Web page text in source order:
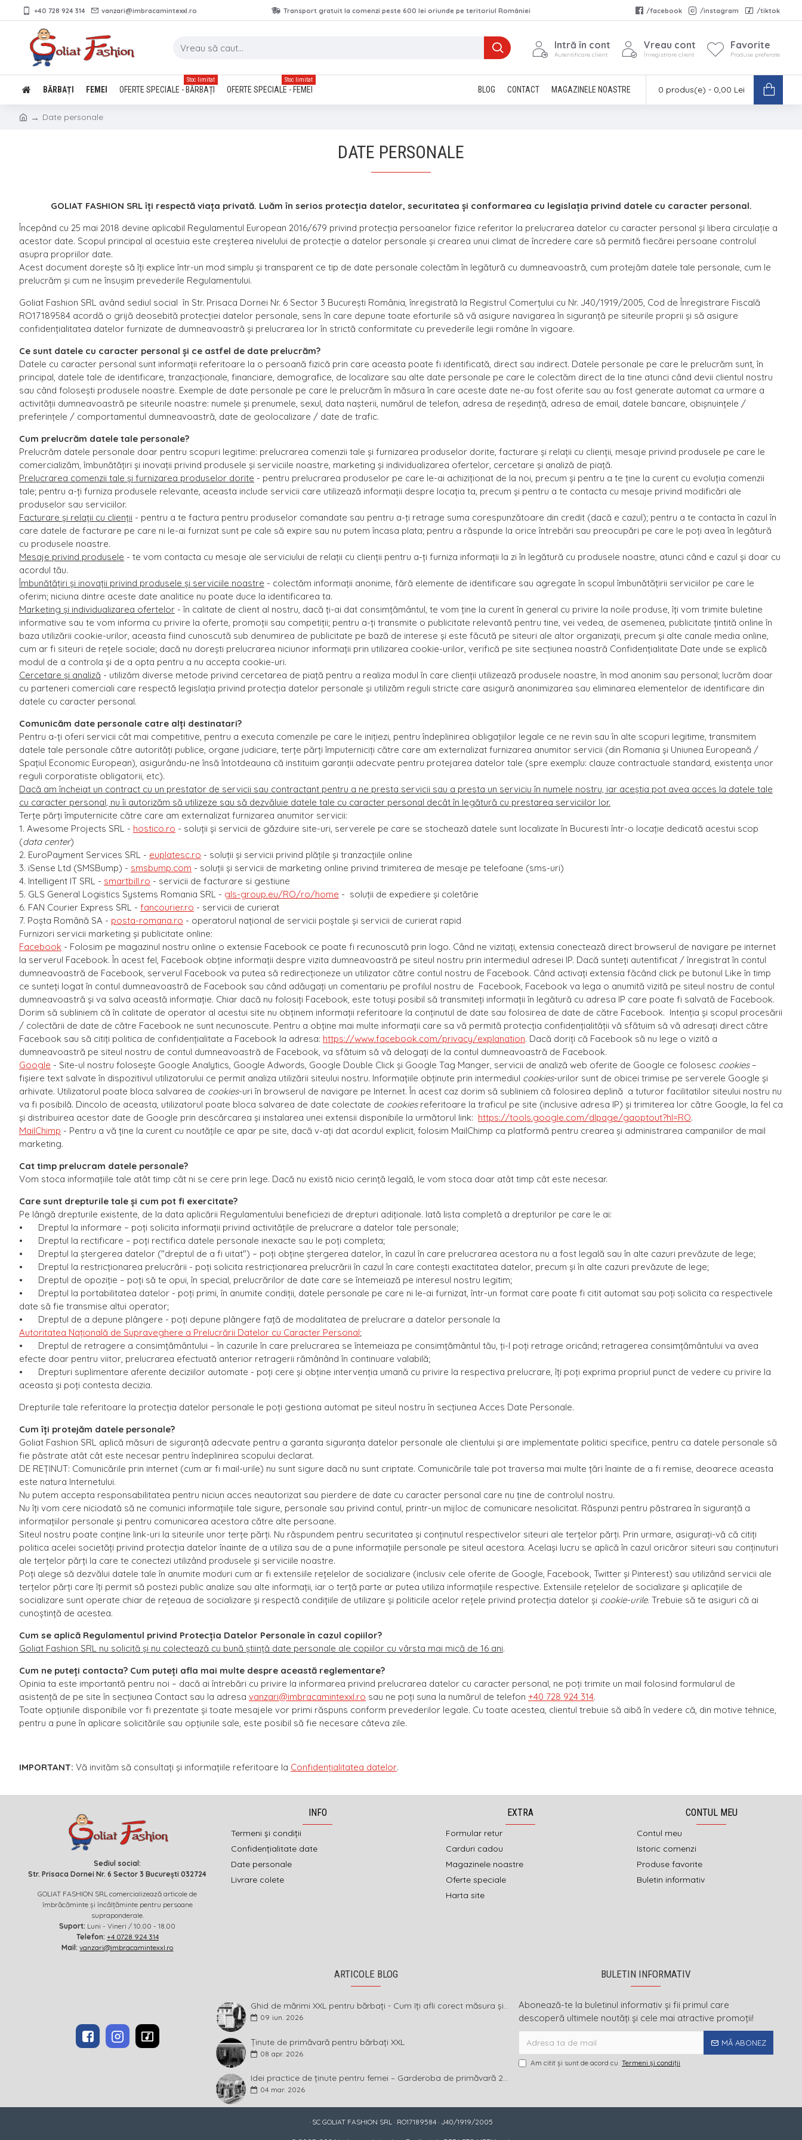
+40 728 924 314 vanzari@imbracamintexxl.ro Transport gratuit la comenzi peste 600 lei oriunde pe teritoriul României /facebook /instagram /tiktok
Intră în cont
Autentificare client
Vreau cont
Înregistrare client
Favorite
Produse preferate
BĂRBAȚI FEMEI OFERTE SPECIALE - BĂRBAȚI
Stoc limitat
OFERTE SPECIALE - FEMEI
Stoc limitat
BLOG CONTACT MAGAZINELE NOASTRE 0 produs(e) - 0,00 Lei
Date personale
DATE PERSONALE
GOLIAT FASHION SRL îți respectă viața privată. Luăm în serios protecția datelor, securitatea și conformarea cu legislația privind datele cu caracter personal.
Începând cu 25 mai 2018 devine aplicabil Regulamentul European 2016/679 privind protecția persoanelor fizice referitor la prelucrarea datelor cu caracter personal și libera circulație a
acestor date. Scopul principal al acestuia este creșterea nivelului de protecție a datelor personale și crearea unui climat de încredere care să permită fiecărei persoane controlul
asupra propriilor date.
Acest document dorește să îți explice într-un mod simplu și transparent ce tip de date personale colectăm în legătură cu dumneavoastră, cum protejăm datele tale personale, cum le
prelucrăm și cum ne însușim prevederile Regulamentului.
Goliat Fashion SRL având sediul social în Str. Prisaca Dornei Nr. 6 Sector 3 București România, înregistrată la Registrul Comerțului cu Nr. J40/1919/2005, Cod de Înregistrare Fiscală
RO17189584 acordă o grijă deosebită protecției datelor personale, sens în care depune toate eforturile să vă asigure navigarea în siguranță pe siteurile proprii și să asigure
confidențialitatea datelor furnizate de dumneavoastră și prelucrarea lor în strictă conformitate cu prevederile legii române în vigoare.
Ce sunt datele cu caracter personal și ce astfel de date prelucrăm?
Datele cu caracter personal sunt informații referitoare la o persoană fizică prin care aceasta poate fi identificată, direct sau indirect. Datele personale pe care le prelucrăm sunt, în
principal, datele tale de identificare, tranzacționale, financiare, demografice, de localizare sau alte date personale pe care le colectăm direct de la tine atunci când devii clientul nostru
sau când folosești produsele noastre. Exemple de date personale pe care le prelucrăm în măsura în care aceste date ne-au fost oferite sau au fost generate automat ca urmare a
activității dumneavoastră pe siteurile noastre: numele și prenumele, sexul, data nașterii, numărul de telefon, adresa de reședință, adresa de email, datele bancare, obișnuinţele /
preferințele / comportamentul dumneavoastră, date de geolocalizare / date de trafic.
Cum prelucrăm datele tale personale?
Prelucrăm datele personale doar pentru scopuri legitime: prelucrarea comenzii tale și furnizarea produselor dorite, facturare și relații cu clienții, mesaje privind produsele pe care le
comercializăm, îmbunătățiri și inovații privind produsele și serviciile noastre, marketing și individualizarea ofertelor, cercetare și analiză de piață.
Prelucrarea comenzii tale și furnizarea produselor dorite - pentru prelucrarea produselor pe care le-ai achiziționat de la noi, precum și pentru a te ține la curent cu evoluția comenzii
tale; pentru a-ți furniza produsele relevante, aceasta include servicii care utilizează informații despre locația ta, precum și pentru a te contacta cu mesaje privind modificări ale
produselor sau serviciilor.
Facturare și relații cu clienții - pentru a te factura pentru produselor comandate sau pentru a-ți retrage suma corespunzătoare din credit (dacă e cazul); pentru a te contacta în cazul în
care datele de facturare pe care ni le-ai furnizat sunt pe cale să expire sau nu putem încasa plata; pentru a răspunde la orice întrebări sau preocupări pe care le poți avea în legătură
cu produsele noastre.
Mesaje privind produsele - te vom contacta cu mesaje ale serviciului de relații cu clienții pentru a-ți furniza informații la zi în legătură cu produsele noastre, atunci când e cazul și doar cu
acordul tău.
Îmbunătățiri și inovații privind produsele și serviciile noastre - colectăm informații anonime, fără elemente de identificare sau agregate în scopul îmbunătățirii serviciilor pe care le
oferim; niciuna dintre aceste date analitice nu poate duce la identificarea ta.
Marketing și individualizarea ofertelor - în calitate de client al nostru, dacă ți-ai dat consimțământul, te vom ține la curent în general cu privire la noile produse, îți vom trimite buletine
informative sau te vom informa cu privire la oferte, promoții sau competiții; pentru a-ți transmite o publicitate relevantă pentru tine, vei vedea, de asemenea, publicitate țintită online în
baza utilizării cookie-urilor, aceasta fiind cunoscută sub denumirea de publicitate pe bază de interese și este făcută pe siteuri ale altor organizații, precum și alte canale media online,
cum ar fi siteuri de rețele sociale; dacă nu dorești prelucrarea niciunor informații prin utilizarea cookie-urilor, verifică pe site secțiunea noastră Confidențialitate Date unde se explică
modul de a controla și de a opta pentru a nu accepta cookie-uri.
Cercetare și analiză - utilizăm diverse metode privind cercetarea de piață pentru a realiza modul în care clienții utilizează produsele noastre, în mod anonim sau personal; lucrăm doar
cu parteneri comerciali care respectă legislația privind protecția datelor personale și utilizăm reguli stricte care asigură anonimizarea sau eliminarea elementelor de identificare din
datele cu caracter personal.
Comunicăm date personale catre alți destinatari?
Pentru a-ți oferi servicii cât mai competitive, pentru a executa comenzile pe care le inițiezi, pentru îndeplinirea obligațiilor legale ce ne revin sau în alte scopuri legitime, transmitem
datele tale personale către autorități publice, organe judiciare, terțe părți împuterniciți către care am externalizat furnizarea anumitor servicii (din Romania și Uniunea Europeană /
Spațiul Economic European), asigurându-ne însă întotdeauna că instituim garanții adecvate pentru protejarea datelor tale (spre exemplu: clauze contractuale standard, existența unor
reguli corporatiste obligatorii, etc).
Dacă am încheiat un contract cu un prestator de servicii sau contractant pentru a ne presta servicii sau a presta un serviciu în numele nostru, iar aceștia pot avea acces la datele tale
cu caracter personal, nu îi autorizăm să utilizeze sau să dezvăluie datele tale cu caracter personal decât în legătură cu prestarea serviciilor lor.
Terțe părți împuternicite către care am externalizat furnizarea anumitor servicii:
1. Awesome Projects SRL - hostico.ro - soluții și servicii de găzduire site-uri, serverele pe care se stochează datele sunt localizate în Bucuresti într-o locație dedicată acestui scop
(data center)
2. EuroPayment Services SRL - euplatesc.ro - soluții și servicii privind plățile și tranzacțiile online
3. iSense Ltd (SMSBump) - smsbump.com - soluții și servicii de marketing online privind trimiterea de mesaje pe telefoane (sms-uri)
4. Intelligent IT SRL - smartbill.ro - servicii de facturare si gestiune
5. GLS General Logistics Systems Romania SRL - gls-group.eu/RO/ro/home - soluţii de expediere și coletărie
6. FAN Courier Express SRL - fancourier.ro - servicii de curierat
7. Poșta Română SA - posta-romana.ro - operatorul naţional de servicii poştale şi servicii de curierat rapid
Furnizori servicii marketing şi publicitate online:
Facebook - Folosim pe magazinul nostru online o extensie Facebook ce poate fi recunoscută prin logo. Când ne vizitați, extensia conectează direct browserul de navigare pe internet
la serverul Facebook. În acest fel, Facebook obține informații despre vizita dumneavoastră pe siteul nostru prin intermediul adresei IP. Dacă sunteţi autentificat / înregistrat în contul
dumneavoastră de Facebook, serverul Facebook va putea să redirecţioneze un utilizator către contul nostru de Facebook. Când activați extensia făcând click pe butonul Like în timp
ce sunteți logat în contul dumneavoastră de Facebook sau când adăugați un comentariu pe profilul nostru de Facebook, Facebook va lega o anumită vizită pe siteul nostru de contul
dumneavoastră și va salva această informaţie. Chiar dacă nu folosiți Facebook, este totuși posibil să transmiteți informații în legătură cu adresa IP care poate fi salvată de Facebook.
Dorim să subliniem că în calitate de operator al acestui site nu obținem informații referitoare la conținutul de date sau folosirea de date de către Facebook. Intenția și scopul procesării
/ colectării de date de către Facebook ne sunt necunoscute. Pentru a obține mai multe informații care sa vă permită protecția confidențialității vă sfătuim să vă adresați direct către
Facebook sau să citiți politica de confidențialitate a Facebook la adresa: https://www.facebook.com/privacy/explanation. Dacă doriți că Facebook să nu lege o vizită a
dumneavoastră pe siteul nostru de contul dumneavoastră de Facebook, va sfătuim să vă delogaţi de la contul dumneavoastră de Facebook.
Google - Site-ul nostru folosește Google Analytics, Google Adwords, Google Double Click și Google Tag Manger, servicii de analiză web oferite de Google ce folosesc cookies–
fișiere text salvate în dispozitivul utilizatorului ce permit analiza utilizării siteului nostru. Informațiile obținute prin intermediul cookies-urilor sunt de obicei trimise pe serverele Google și
arhivate. Utilizatorul poate bloca salvarea de cookies-uri în browserul de navigare pe Internet. În acest caz dorim să subliniem că folosirea deplină a tuturor facilitatilor siteului nostru nu
va fi posibilă. Dincolo de aceasta, utilizatorul poate bloca salvarea de date colectate de cookiesreferitoare la traficul pe site (inclusive adresa IP) și trimiterea lor către Google, la fel ca
și distribuirea acestor date de Google prin descărcarea și instalarea unei extensii disponibile la următorul link: https://tools.google.com/dlpage/gaoptout?hl=RO.
MailChimp - Pentru a vă ține la curent cu noutățile ce apar pe site, dacă v-ați dat acordul explicit, folosim MailChimp ca platformă pentru crearea și administrarea campaniilor de mail
marketing.
Cat timp prelucram datele personale?
Vom stoca informațiile tale atât timp cât ni se cere prin lege. Dacă nu există nicio cerință legală, le vom stoca doar atât timp cât este necesar.
Care sunt drepturile tale și cum pot fi exercitate?
Pe lângă drepturile existente, de la data aplicării Regulamentului beneficiezi de drepturi adiționale. Iată lista completă a drepturilor pe care le ai:
•
Dreptul la informare – poți solicita informații privind activitățile de prelucrare a datelor tale personale;
•
Dreptul la rectificare – poți rectifica datele personale inexacte sau le poți completa;
•
Dreptul la ștergerea datelor ("dreptul de a fi uitat") – poți obține ștergerea datelor, în cazul în care prelucrarea acestora nu a fost legală sau în alte cazuri prevăzute de lege;
•
Dreptul la restricționarea prelucrării - poți solicita restricționarea prelucrării în cazul în care contești exactitatea datelor, precum și în alte cazuri prevăzute de lege;
•
Dreptul de opoziție – poți să te opui, în special, prelucrărilor de date care se întemeiază pe interesul nostru legitim;
•
Dreptul la portabilitatea datelor - poți primi, în anumite condiții, datele personale pe care ni le-ai furnizat, într-un format care poate fi citit automat sau poți solicita ca respectivele
date să fie transmise altui operator;
•
Dreptul de a depune plângere - poți depune plângere față de modalitatea de prelucrare a datelor personale la
Autoritatea Națională de Supraveghere a Prelucrării Datelor cu Caracter Personal;
•
Dreptul de retragere a consimțământului – în cazurile în care prelucrarea se întemeiaza pe consimțământul tău, ți-l poți retrage oricând; retragerea consimțământului va avea
efecte doar pentru viitor, prelucrarea efectuată anterior retragerii rămânând în continuare valabilă;
•
Drepturi suplimentare aferente deciziilor automate - poți cere și obține intervenția umană cu privire la respectiva prelucrare, îți poți exprima propriul punct de vedere cu privire la
aceasta și poți contesta decizia.
Drepturile tale referitoare la protecția datelor personale le poți gestiona automat pe siteul nostru în secțiunea Acces Date Personale.
Cum îți protejăm datele personale?
Goliat Fashion SRL aplică măsuri de siguranță adecvate pentru a garanta siguranța datelor personale ale clientului și are implementate politici specifice, pentru ca datele personale să
fie păstrate atât cât este necesar pentru îndeplinirea scopului declarat.
DE REȚINUT: Comunicările prin internet (cum ar fi mail-urile) nu sunt sigure dacă nu sunt criptate. Comunicările tale pot traversa mai multe țări înainte de a fi remise, deoarece aceasta
este natura Internetului.
Nu putem accepta responsabilitatea pentru niciun acces neautorizat sau pierdere de date cu caracter personal care nu ține de controlul nostru.
Nu îți vom cere niciodată să ne comunici informațiile tale sigure, personale sau privind contul, printr-un mijloc de comunicare nesolicitat. Răspunzi pentru păstrarea în siguranță a
informațiilor personale și pentru comunicarea acestora către alte persoane.
Siteul nostru poate conține link-uri la siteurile unor terțe părți. Nu răspundem pentru securitatea și conținutul respectivelor siteuri ale terțelor părți. Prin urmare, asigurați-vă că citiți
politica acelei societăți privind protecția datelor înainte de a utiliza sau de a pune informațiile personale pe siteul acestora. Același lucru se aplică în cazul oricăror siteuri sau conținuturi
ale terțelor părți la care te conectezi utilizând produsele și serviciile noastre.
Poți alege să dezvălui datele tale în anumite moduri cum ar fi extensiile rețelelor de socializare (inclusiv cele oferite de Google, Facebook, Twitter și Pinterest) sau utilizând servicii ale
terțelor părți care îți permit să postezi public analize sau alte informații, iar o terță parte ar putea utiliza informațiile respective. Extensiile rețelelor de socializare și aplicațiile de
socializare sunt operate chiar de rețeaua de socializare și respectă condițiile de utilizare și politicile acelor rețele privind protecția datelor și cookie-urile. Trebuie să te asiguri că ai
cunoștință de acestea.
Cum se aplică Regulamentul privind Protecția Datelor Personale în cazul copiilor?
Goliat Fashion SRL nu solicită și nu colectează cu bună știință date personale ale copiilor cu vârsta mai mică de 16 ani.
Cum ne puteți contacta? Cum puteți afla mai multe despre această reglementare?
Opinia ta este importantă pentru noi – dacă ai întrebări cu privire la informarea privind prelucrarea datelor cu caracter personal, ne poţi trimite un mail folosind formularul de
asistență de pe site în secțiunea Contact sau la adresa vanzari@imbracamintexxl.ro sau ne poţi suna la numărul de telefon +40 728 924 314.
Toate opțiunile disponibile vor fi prezentate și toate mesajele vor primi răspuns conform prevederilor legale. Cu toate acestea, clientul trebuie să aibă în vedere că, din motive tehnice,
pentru a pune în aplicare solicitările sau opțiunile sale, este posibil să fie necesare câteva zile.
IMPORTANT: Vă invităm să consultați și informațiile referitoare la Confidențialitatea datelor.
Sediul social:
Str. Prisaca Dornei Nr. 6 Sector 3 București 032724
GOLIAT FASHION SRL comercializează articole de
îmbrăcăminte și încălțăminte pentru persoane
supraponderale.
Suport: Luni - Vineri / 10.00 - 18.00
Telefon: +4 0728 924 314
Mail: vanzari@imbracamintexxl.ro
INFO
Termeni și condiții
Confidențialitate date
Date personale
Livrare colete
EXTRA
Formular retur
Carduri cadou
Magazinele noastre
Oferte speciale
Harta site
CONTUL MEU
Contul meu
Istoric comenzi
Produse favorite
Buletin informativ
ARTICOLE BLOG
Ghid de mărimi XXL pentru bărbați - Cum îți afli corect măsura și ce înseamnă diferența dintre mărimi
09 iun. 2026
Ținute de primăvară pentru bărbați XXL
08 apr. 2026
Idei practice de ținute pentru femei – Garderoba de primăvară 2026 în mărimi mari
04 mar. 2026
BULETIN INFORMATIV
Abonează-te la buletinul informativ și fii primul care
descoperă ultimele noutăți și cele mai atractive promoții!
MĂ ABONEZ
Am citit şi sunt de acord cu Termeni și condiții
· SC GOLIAT FASHION SRL · RO17189584 · J40/1919/2005